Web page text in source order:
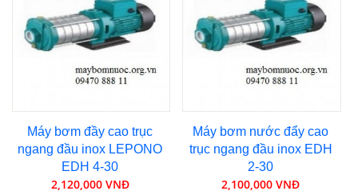
Máy bơm đầy cao trục
ngang đầu inox LEPONO
EDH 4-30
2,120,000 VNĐ
Máy bơm nước đẩy cao
trục ngang đầu inox EDH
2-30
2,100,000 VNĐ